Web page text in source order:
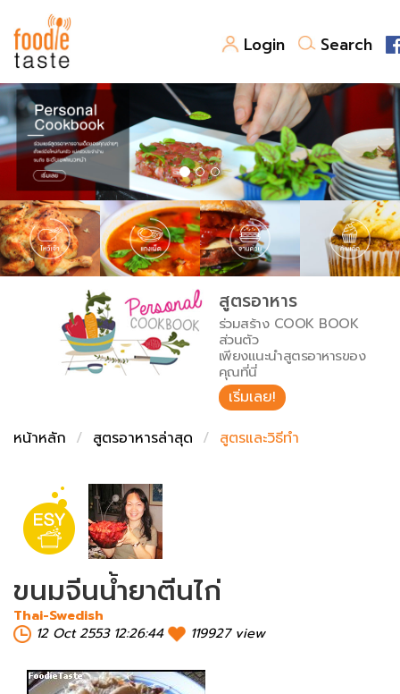
Login Search
สูตรอาหาร
สูตรอาหารล่าสุด
Top Foodie
พาไปชิม
สารพันก้นครัว
เคล็ดลับน่ารู้
เปรียบเทียบหน่วยการตวง
เปรียบเทียบอุณหภูมิ
เปรียบเทียบน้ำหนักวัตถุดิบ
FoodPedia
สร้าง Cookbook
สูตรอาหาร
ร่วมสร้าง COOK BOOK
ส่วนตัว
เพียงแนะนำสูตรอาหารของ
คุณที่นี่
เริ่มเลย!
หน้าหลัก
สูตรอาหารล่าสุด สูตรและวิธีทำ
ขนมจีนน้ำยาตีนไก่
Thai-Swedish
12 Oct 2553 12:26:44
119927 view